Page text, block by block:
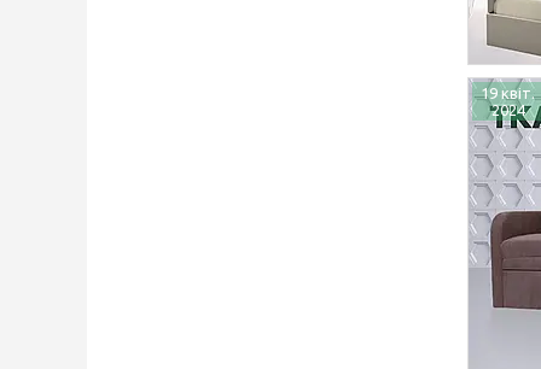
19 квіт.
2024